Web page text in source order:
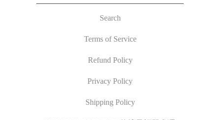
Search
Terms of Service
Refund Policy
Privacy Policy
Shipping Policy